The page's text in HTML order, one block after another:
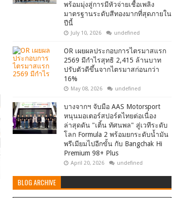
พร้อมมุ่งสู่การมีหัวจ่ายเชื้อเพลิง
มาตรฐานระดับสีทองมากที่สุดภายใน
ปีนี้
July 10, 2026 undefined
OR เผยผลประกอบการไตรมาสแรก
2569 มีกำไรสุทธิ 2,415 ล้านบาท
ปรับตัวดีขึ้นจากไตรมาสก่อนกว่า
16%
May 08, 2026 undefined
บางจากฯ จับมือ AAS Motorsport
หนุนมอเตอร์สปอร์ตไทยต่อเนื่อง
ล่าสุดดัน "เติ้น ทัศนพล" สู่เวทีระดับ
โลก Formula 2 พร้อมยกระดับน้ำมัน
พรีเมียมไปอีกขั้น กับ Bangchak Hi
Premium 98+ Plus
April 20, 2026 undefined
BLOG ARCHIVE